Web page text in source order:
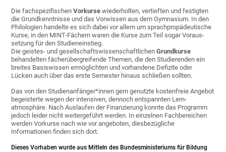
Die fach­spezifischenVorkurse wiederholten, vertieften und festigten
die Grund­kenntnisse und das Vorwissen aus dem Gymnasium. In den
Philologien handelte es sich dabei vor allem um sprach­propä­deutische
Kurse, in den MINT-Fächern waren die Kurse zum Teil sogar Voraus­
setzung für den Studien­einstieg.
Die geistes- und gesell­schafts­wissen­schaft­lichenGrund­kurse
behandelten fächer­über­greifende Themen, die den Studierenden ein
breites Basis­wissen ermöglichten und vorhandene Defizite oder
Lücken auch über das erste Semester hinaus schließen sollten.
Das von den Studien­anfänger*innen gern genutzte kosten­freie Angebot
begeisterte wegen der intensiven, dennoch entspannten Lern­
atmosphäre. Nach Auslaufen der Finanzierung konnte das Programm
jedoch leider nicht weitergeführt werden. In einzelnen Fachbereichen
werden Vorkurse nach wie vor angeboten, diesbezügliche
Informationen finden sich dort.
Dieses Vorhaben wurde aus Mitteln des Bundes­ministeriums für Bildung